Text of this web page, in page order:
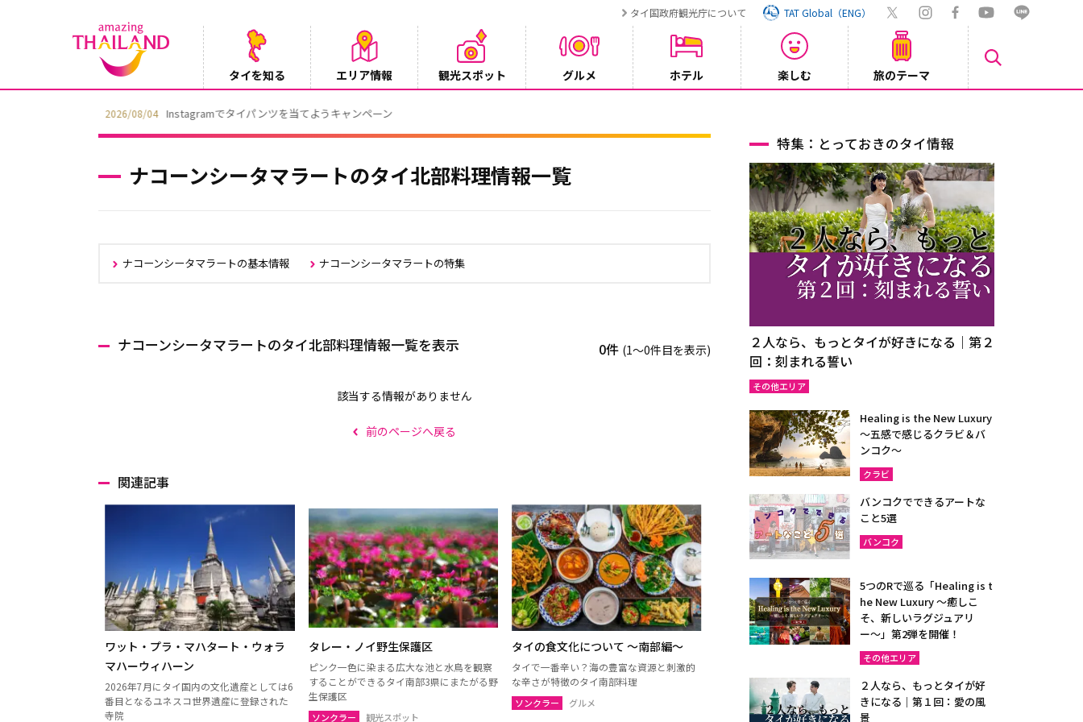
タイ国政府観光庁について TAT Global（ENG）
タイを知る エリア情報 観光スポット グルメ ホテル 楽しむ 旅のテーマ
2026/08/04 Instagramでタイパンツを当てようキャンペーン
ナコーンシータマラートのタイ北部料理情報一覧
ナコーンシータマラートの基本情報 ナコーンシータマラートの特集
ナコーンシータマラートのタイ北部料理情報一覧を表示 0件 (1〜0件目を表示)
該当する情報がありません
前のページへ戻る
関連記事
ワット・プラ・マハタート・ウォラ
マハーウィハーン
2026年7月にタイ国内の文化遺産としては6
番目となるユネスコ世界遺産に登録された
寺院
タレー・ノイ野生保護区
ピンク一色に染まる広大な池と水鳥を観察
することができるタイ南部3県にまたがる野
生保護区
ソンクラー 観光スポット
タイの食文化について 〜南部編〜
タイで一番辛い？海の豊富な資源と刺激的
な辛さが特徴のタイ南部料理
ソンクラー グルメ
特集：とっておきのタイ情報
２人なら、もっとタイが好きになる｜第２
回：刻まれる誓い
その他エリア
Healing is the New Luxury
～五感で感じるクラビ＆バ
ンコク～
クラビ
バンコクでできるアートな
こと5選
バンコク
5つのRで巡る「Healing is t
he New Luxury ～癒しこ
そ、新しいラグジュアリ
ー〜」第2弾を開催！
その他エリア
２人なら、もっとタイが好
きになる｜第１回：愛の風
景